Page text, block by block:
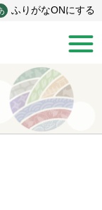
ふりがなONにする